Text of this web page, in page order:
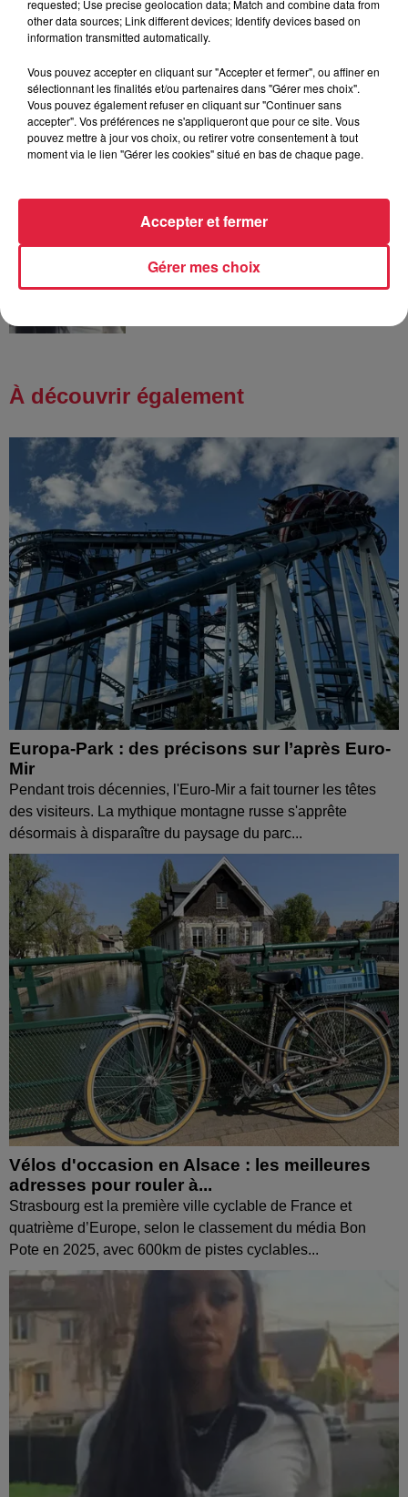
l’après Euro-Mir
4 août 2026
Vélos d'occasion en Alsace : les
meilleures adresses pour rouler à...
4 août 2026
Bischheim : disparition d’une
adolescente de 16 ans
À découvrir également
Europa-Park : des précisons sur l’après Euro-
Mir
Pendant trois décennies, l'Euro-Mir a fait tourner les têtes
des visiteurs. La mythique montagne russe s'apprête
désormais à disparaître du paysage du parc...
Vélos d'occasion en Alsace : les meilleures
adresses pour rouler à...
Strasbourg est la première ville cyclable de France et
quatrième d’Europe, selon le classement du média Bon
Pote en 2025, avec 600km de pistes cyclables...
requested; Use precise geolocation data; Match and combine data from
other data sources; Link different devices; Identify devices based on
information transmitted automatically.
Vous pouvez accepter en cliquant sur "Accepter et fermer", ou affiner en
sélectionnant les finalités et/ou partenaires dans "Gérer mes choix".
Vous pouvez également refuser en cliquant sur "Continuer sans
accepter". Vos préférences ne s'appliqueront que pour ce site. Vous
pouvez mettre à jour vos choix, ou retirer votre consentement à tout
moment via le lien "Gérer les cookies" situé en bas de chaque page.
Gérer mes choix
Accepter et fermer